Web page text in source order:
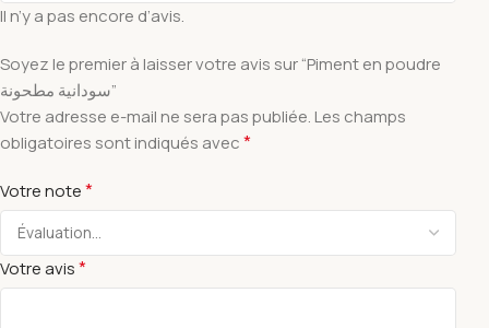
Il n’y a pas encore d’avis.
Soyez le premier à laisser votre avis sur “Piment en poudre
سودانية مطحونة”
Votre adresse e-mail ne sera pas publiée. Les champs
obligatoires sont indiqués avec*
Votre note*
Votre avis*